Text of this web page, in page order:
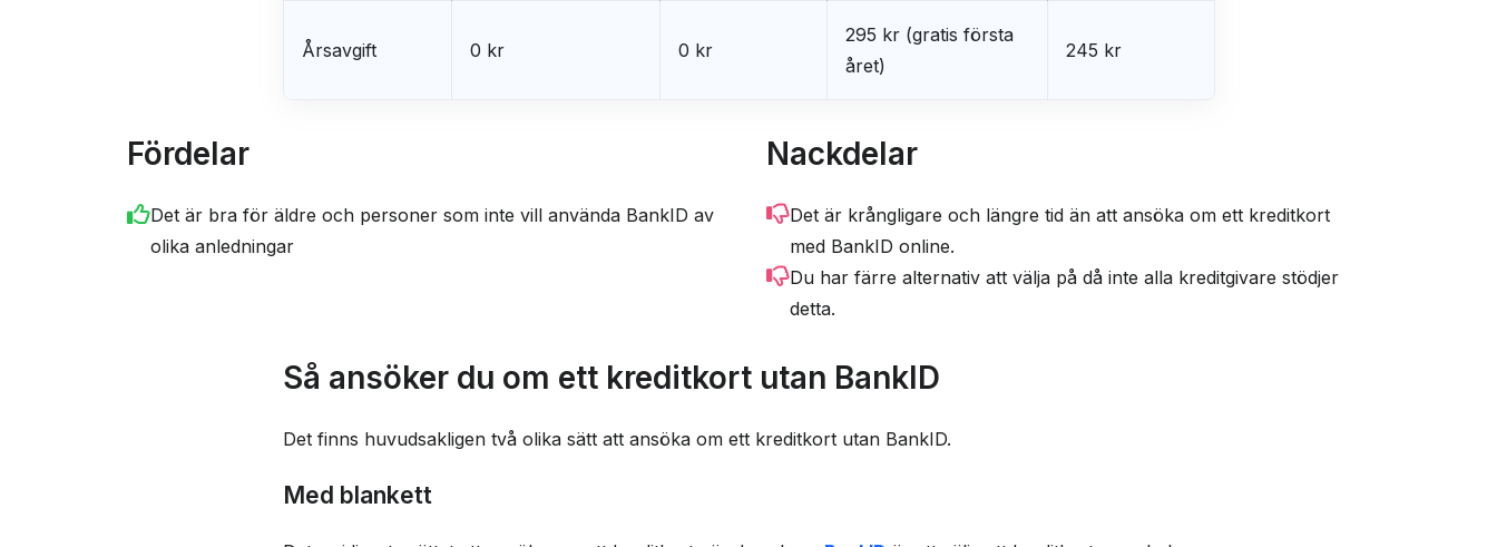
Årsavgift 0 kr 0 kr
295 kr (gratis första
året)
245 kr
Fördelar
Det är bra för äldre och personer som inte vill använda BankID av
olika anledningar
Nackdelar
Det är krångligare och längre tid än att ansöka om ett kreditkort
med BankID online.
Du har färre alternativ att välja på då inte alla kreditgivare stödjer
detta.
Så ansöker du om ett kreditkort utan BankID
Det finns huvudsakligen två olika sätt att ansöka om ett kreditkort utan BankID.
Med blankett